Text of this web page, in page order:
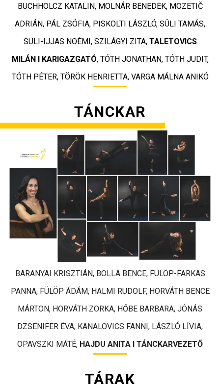
BUCHHOLCZ KATALIN, MOLNÁR BENEDEK, MOZETIČ
ADRIÁN, PÁL ZSÓFIA, PISKOLTI LÁSZLÓ, SÜLI TAMÁS,
SÜLI-IJJAS NOÉMI, SZILÁGYI ZITA,TALETOVICS
MILÁN I KARIGAZGATÓ, TÓTH JONATHAN, TÓTH JUDIT,
TÓTH PÉTER, TÖRÖK HENRIETTA, VARGA MÁLNA ANIKÓ
TÁNCKAR
BARANYAI KRISZTIÁN, BOLLA BENCE, FÜLÖP-FARKAS
PANNA, FÜLÖP ÁDÁM, HALMI RUDOLF, HORVÁTH BENCE
MÁRTON, HORVÁTH ZORKA, HŐBE BARBARA, JÓNÁS
DZSENIFER ÉVA, KANALOVICS FANNI, LÁSZLÓ LÍVIA,
OPAVSZKI MÁTÉ, HAJDU ANITA I TÁNCKARVEZETŐ
TÁRAK